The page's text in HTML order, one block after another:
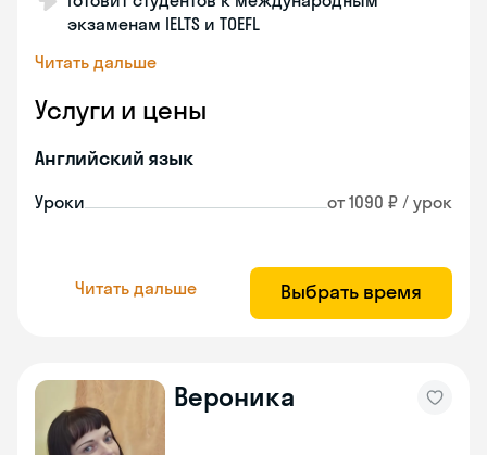
экзаменам IELTS и TOEFL
Читать дальше
Услуги и цены
Английский язык
Уроки от 1090 ₽ / урок
Читать дальше Выбрать время
Вероника